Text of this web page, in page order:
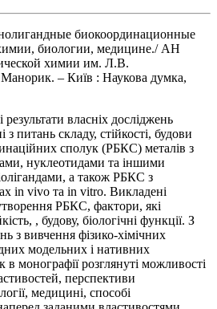
биокоординационные
биологии, медицине./ АН
химии им. Л.В.
– Київ : Наукова думка,
власніх досліджень
з питань складу, стійкості, будови
сполук (РБКС) металів з
нуклеотидами та іншими
а також РБКС з
in vivo та in vitro. Викладені
РБКС, фактори, які
, будову, біологічні функції. З
з вивчення фізико-хімічних
модельних і нативних
в монографії розглянуті можливості
перспективи
медицині, способі